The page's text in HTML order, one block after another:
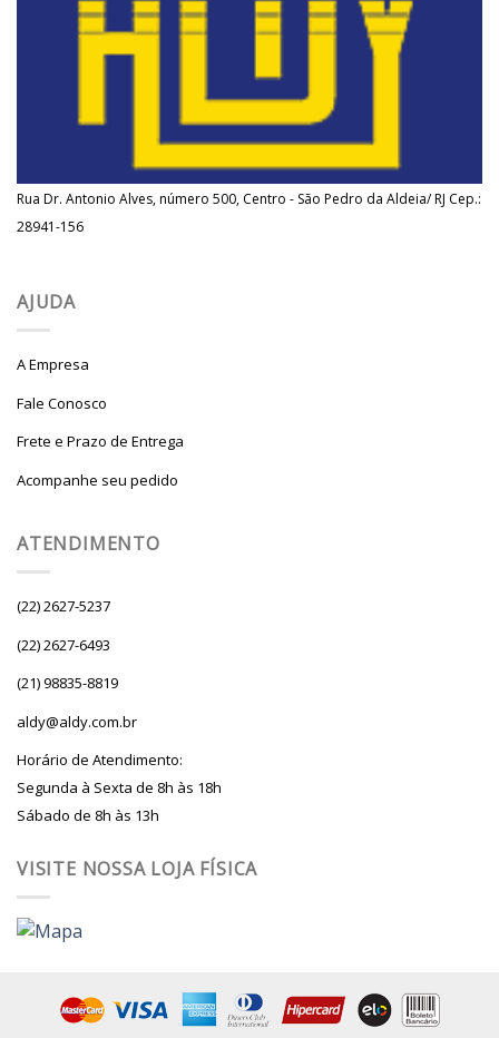
Rua Dr. Antonio Alves, número 500, Centro - São Pedro da Aldeia/ RJ Cep.:
28941-156
AJUDA
A Empresa
Fale Conosco
Frete e Prazo de Entrega
Acompanhe seu pedido
ATENDIMENTO
(22) 2627-5237
(22) 2627-6493
(21) 98835-8819
aldy@aldy.com.br
Horário de Atendimento:
Segunda à Sexta de 8h às 18h
Sábado de 8h às 13h
VISITE NOSSA LOJA FÍSICA